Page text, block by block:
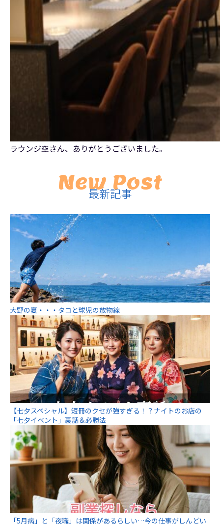
ラウンジ空さん、ありがとうございました。
New Post
最新記事
大野の夏・・・タコと球児の放物線
【七夕スペシャル】短冊のクセが強すぎる！？ナイトのお店の
「七夕イベント」裏話＆必勝法
「5月病」と「夜職」は関係があるらしい…今の仕事がしんどい